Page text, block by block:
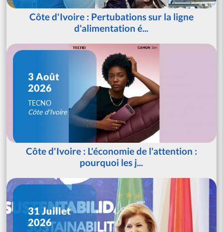
Côte d'Ivoire : Pertubations sur la ligne
d'alimentation é...
3 Août
2026
TECNO
Côte d'Ivoire
Côte d'Ivoire : L'économie de l'attention :
pourquoi les j...
31 Juillet
2026